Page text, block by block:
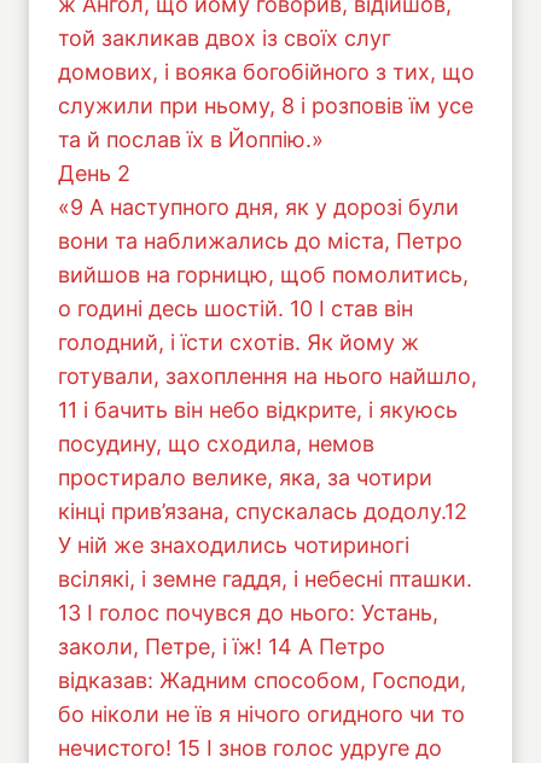
той закликав двох із своїх слуг
домових, і вояка богобійного з тих, що
служили при ньому, 8 і розповів їм усе
та й послав їх в Йоппію.»
День 2
«9 А наступного дня, як у дорозі були
вони та наближались до міста, Петро
вийшов на горницю, щоб помолитись,
о годині десь шостій. 10 І став він
голодний, і їсти схотів. Як йому ж
готували, захоплення на нього найшло,
11 і бачить він небо відкрите, і якуюсь
посудину, що сходила, немов
простирало велике, яка, за чотири
кінці прив’язана, спускалась додолу.12
У ній же знаходились чотириногі
всілякі, і земне гаддя, і небесні пташки.
13 І голос почувся до нього: Устань,
заколи, Петре, і їж! 14 А Петро
відказав: Жадним способом, Господи,
бо ніколи не їв я нічого огидного чи то
нечистого! 15 І знов голос удруге до